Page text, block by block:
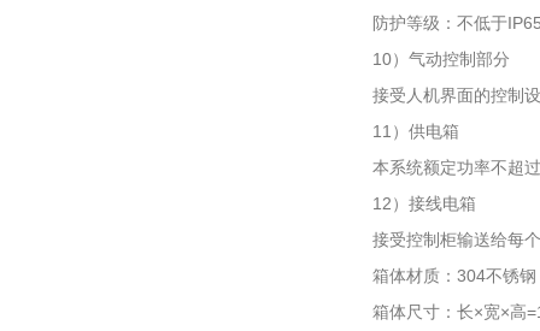
防护等级：不低于
10）气动控制部分
接受人机界面的控制
11）供电箱
本系统额定功率不超
12）接线电箱
接受控制柜输送给每
箱体材质：304不锈钢
箱体尺寸：长×宽×高